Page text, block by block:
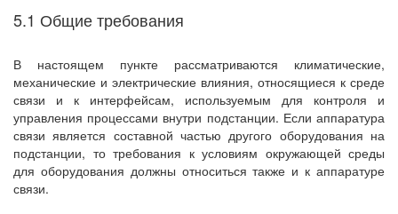
5.1 Общие требования
В настоящем пункте рассматриваются климатические,
механические и электрические влияния, относящиеся к среде
связи и к интерфейсам, используемым для контроля и
управления процессами внутри подстанции. Если аппаратура
связи является составной частью другого оборудования на
подстанции, то требования к условиям окружающей среды
для оборудования должны относиться также и к аппаратуре
связи.